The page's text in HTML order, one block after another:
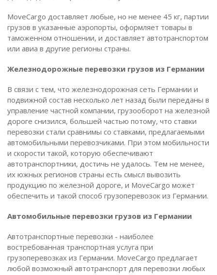
MoveCargo доставляет любые, но не менее 45 кг, партии
грузов в указанные аэропорты, оформляет товары в
таможенном отношении, и доставляет автотранспортом
или авиа в другие регионы страны.
Железнодорожные перевозки грузов из Германии
В связи с тем, что железнодорожная сеть Германии и
подвижной состав несколько лет назад были переданы в
управление частной компании, грузооборот на железной
дороге снизился, большей частью потому, что ставки
перевозки стали сравнимы со ставками, предлагаемыми
автомобильными перевозчиками. При этом мобильности
и скорости такой, которую обеспечивают
автотранспортники, достичь не удалось. Тем не менее,
их южных регионов страны есть смысл вывозить
продукцию по железной дороге, и MoveCargo может
обеспечить и такой способ грузоперевозок из Германии.
Автомобильные перевозки грузов из Германии
Автотранспортные перевозки - наиболее
востребованная транспортная услуга при
грузоперевозках из Германии. MoveCargo предлагает
любой возможный автотранспорт для перевозки любых